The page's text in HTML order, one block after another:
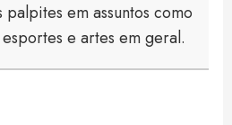
em assuntos como
e artes em geral.